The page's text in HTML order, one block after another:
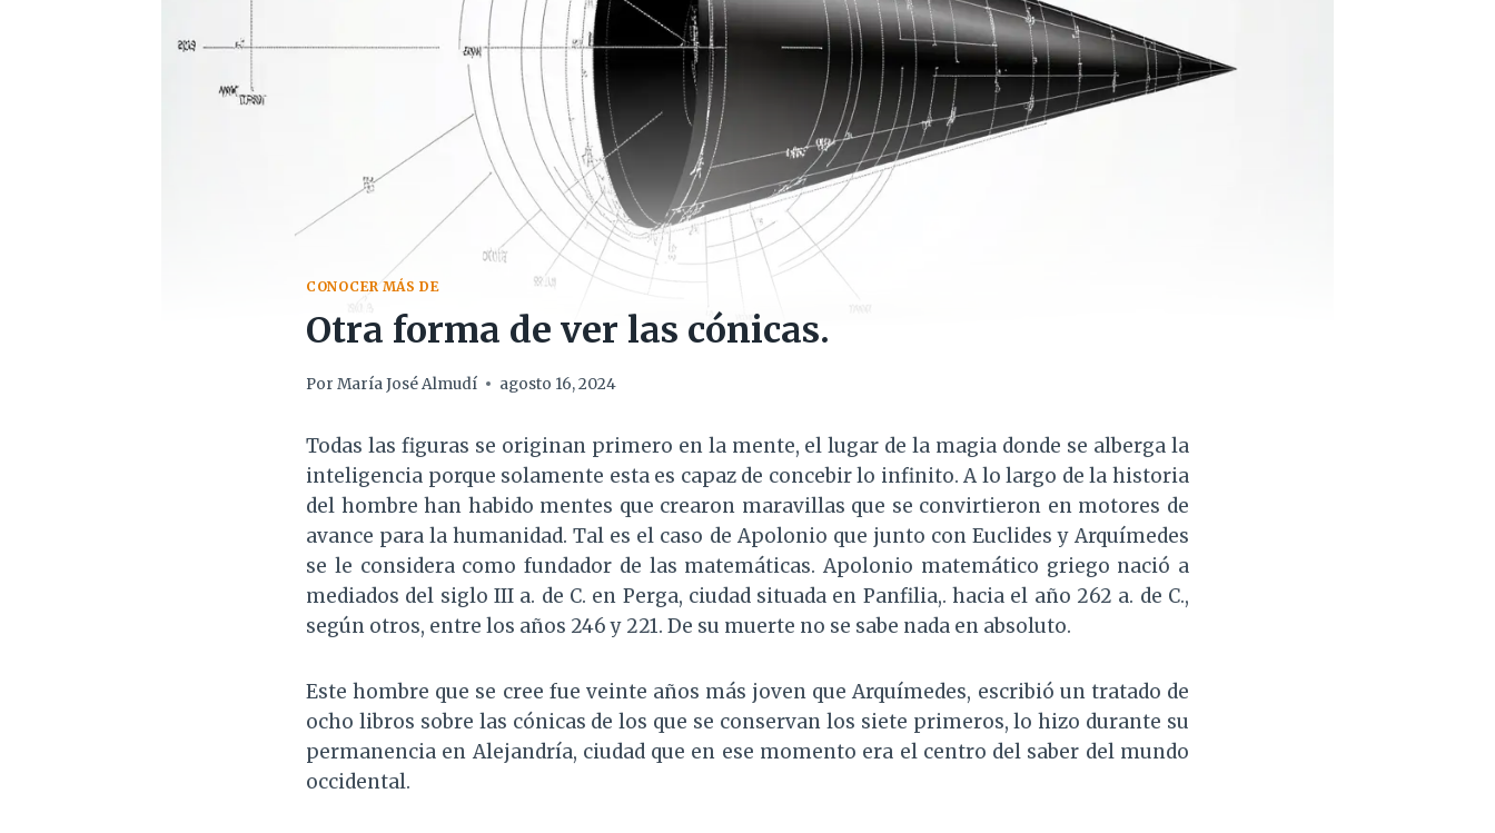
CONOCER MÁS DE
Otra forma de ver las cónicas.
Por María José Almudí agosto 16, 2024
Todas las figuras se originan primero en la mente, el lugar de la magia donde se alberga la
inteligencia porque solamente esta es capaz de concebir lo infinito. A lo largo de la historia
del hombre han habido mentes que crearon maravillas que se convirtieron en motores de
avance para la humanidad. Tal es el caso de Apolonio que junto con Euclides y Arquímedes
se le considera como fundador de las matemáticas. Apolonio matemático griego nació a
mediados del siglo III a. de C. en Perga, ciudad situada en Panfilia,. hacia el año 262 a. de C.,
según otros, entre los años 246 y 221. De su muerte no se sabe nada en absoluto.
Este hombre que se cree fue veinte años más joven que Arquímedes, escribió un tratado de
ocho libros sobre las cónicas de los que se conservan los siete primeros, lo hizo durante su
permanencia en Alejandría, ciudad que en ese momento era el centro del saber del mundo
occidental.